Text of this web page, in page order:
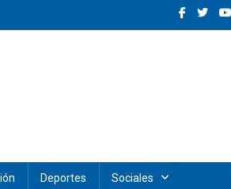
Deportes Sociales